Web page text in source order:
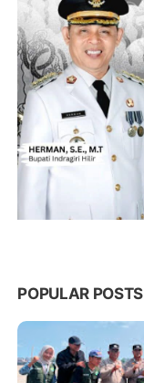
POPULAR POSTS